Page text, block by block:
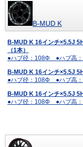
B-MUD K
B-MUD K 16インチ×5.5J
（1本）
●ハブ径：108Φ ●ハブ高
B-MUD K 16インチ×5.5J
●ハブ径：108Φ ●ハブ高
B-MUD K 16インチ×5.5J
●ハブ径：108Φ ●ハブ高